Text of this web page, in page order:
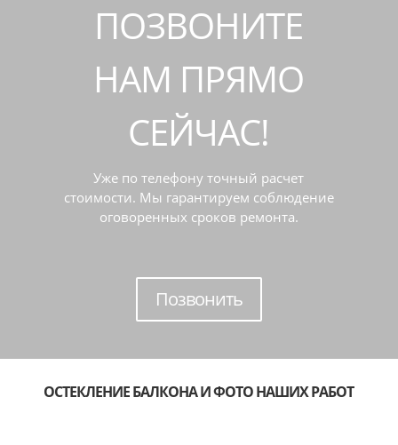
ПОЗВОНИТЕ
НАМ ПРЯМО
СЕЙЧАС!
Уже по телефону точный расчет
стоимости. Мы гарантируем соблюдение
оговоренных сроков ремонта.
Позвонить
ОСТЕКЛЕНИЕ БАЛКОНА И ФОТО НАШИХ РАБОТ